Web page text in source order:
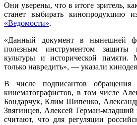
Они уверены, что в итоге зритель,
станет выбирать кинопродукцию
«Ведомости».
«Данный документ в нынешней
полезным инструментом защиты
культуры и исторической
только навредить», — указали
В числе подписантов обращения
кинематографистов, в том числе
Бондарчук, Клим Шипенко,
Звягинцев, Алексей Герман-
считают, что для регуляции